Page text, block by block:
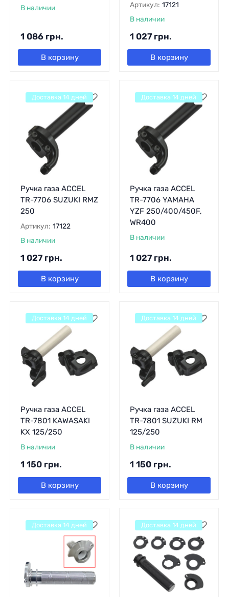
В наличии
1 086 грн.
В корзину
Артикул: 17121
В наличии
1 027 грн.
В корзину
Ручка газа ACCEL
TR-7706 SUZUKI RMZ
250
Артикул: 17122
В наличии
1 027 грн.
В корзину
Доставка 14 дней
Ручка газа ACCEL
TR-7706 YAMAHA
YZF 250/400/450F,
WR400
В наличии
1 027 грн.
В корзину
Доставка 14 дней
Ручка газа ACCEL
TR-7801 KAWASAKI
KX 125/250
В наличии
1 150 грн.
В корзину
Доставка 14 дней
Ручка газа ACCEL
TR-7801 SUZUKI RM
125/250
В наличии
1 150 грн.
В корзину
Доставка 14 дней
Доставка 14 дней Доставка 14 дней